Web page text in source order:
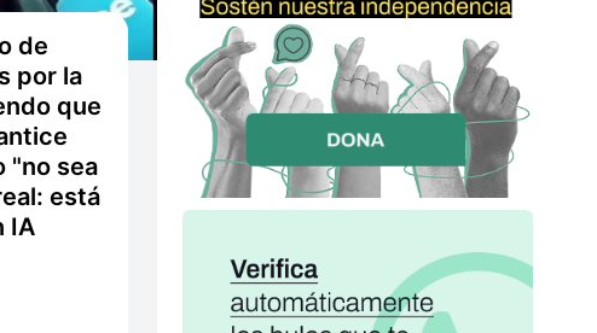
de
por la
que
"no sea
está
IA